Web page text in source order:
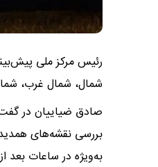
رئیس مرکز ملی
شمال، شمال غرب،
صادق ضیاییان در
به‌ویژه در ساعات بعد